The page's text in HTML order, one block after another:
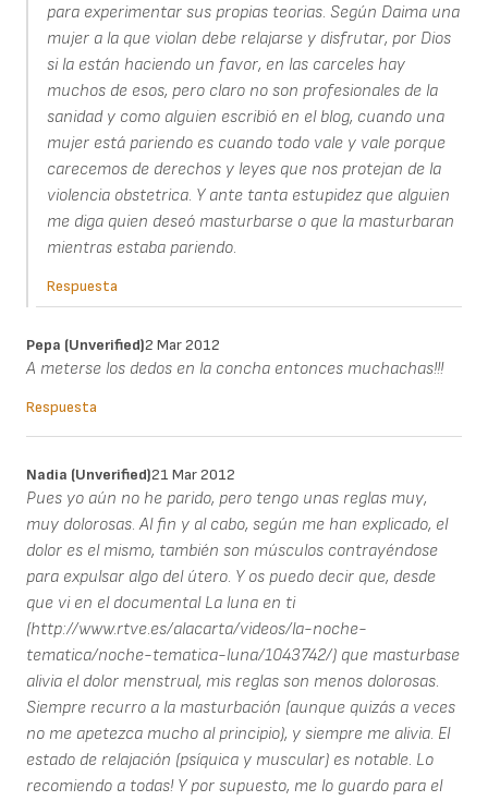
para experimentar sus propias teorias. Según Daima una
mujer a la que violan debe relajarse y disfrutar, por Dios
si la están haciendo un favor, en las carceles hay
muchos de esos, pero claro no son profesionales de la
sanidad y como alguien escribió en el blog, cuando una
mujer está pariendo es cuando todo vale y vale porque
carecemos de derechos y leyes que nos protejan de la
violencia obstetrica. Y ante tanta estupidez que alguien
me diga quien deseó masturbarse o que la masturbaran
mientras estaba pariendo.
Respuesta
Pepa (unverified)2 Mar 2012
A meterse los dedos en la concha entonces muchachas!!!
Respuesta
Nadia (unverified)21 Mar 2012
Pues yo aún no he parido, pero tengo unas reglas muy,
muy dolorosas. Al fin y al cabo, según me han explicado, el
dolor es el mismo, también son músculos contrayéndose
para expulsar algo del útero. Y os puedo decir que, desde
que vi en el documental La luna en ti
(http://www.rtve.es/alacarta/videos/la-noche-
tematica/noche-tematica-luna/1043742/) que masturbase
alivia el dolor menstrual, mis reglas son menos dolorosas.
Siempre recurro a la masturbación (aunque quizás a veces
no me apetezca mucho al principio), y siempre me alivia. El
estado de relajación (psíquica y muscular) es notable. Lo
recomiendo a todas! Y por supuesto, me lo guardo para el